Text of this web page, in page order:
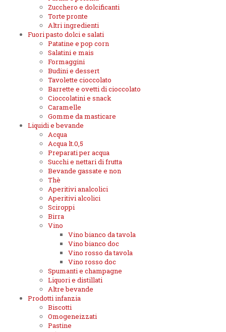
Zucchero e dolcificanti
Torte pronte
Altri ingredienti
Fuori pasto dolci e salati
Patatine e pop corn
Salatini e mais
Formaggini
Budini e dessert
Tavolette cioccolato
Barrette e ovetti di cioccolato
Cioccolatini e snack
Caramelle
Gomme da masticare
Liquidi e bevande
Acqua
Acqua lt.0,5
Preparati per acqua
Succhi e nettari di frutta
Bevande gassate e non
Thè
Aperitivi analcolici
Aperitivi alcolici
Sciroppi
Birra
Vino
Vino bianco da tavola
Vino bianco doc
Vino rosso da tavola
Vino rosso doc
Spumanti e champagne
Liquori e distillati
Altre bevande
Prodotti infanzia
Biscotti
Omogeneizzati
Pastine